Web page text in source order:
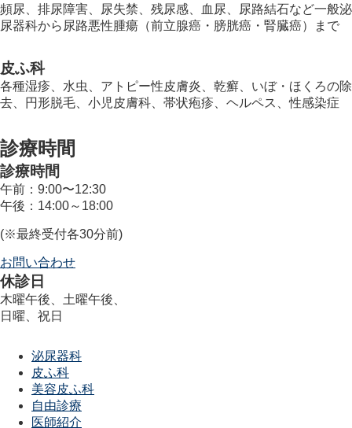
頻尿、排尿障害、尿失禁、残尿感、血尿、尿路結石など一般泌
尿器科から尿路悪性腫瘍（前立腺癌・膀胱癌・腎臓癌）まで
皮ふ科
各種湿疹、水虫、アトピー性皮膚炎、乾癬、いぼ・ほくろの除
去、円形脱毛、小児皮膚科、帯状疱疹、ヘルペス、性感染症
診療時間
診療時間
午前：9:00〜12:30
午後：14:00～18:00
(※最終受付各30分前)
お問い合わせ
休診日
木曜午後、土曜午後、
日曜、祝日
泌尿器科
皮ふ科
美容皮ふ科
自由診療
医師紹介